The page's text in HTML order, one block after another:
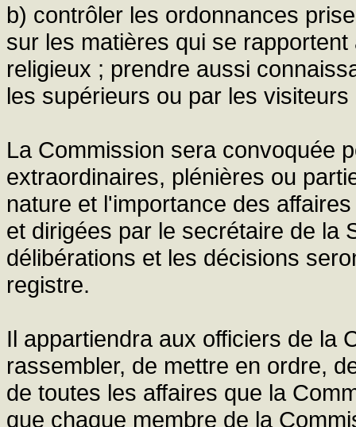
b) contrôler les ordonnances
sur les matières qui se
religieux ; prendre aussi
les supérieurs ou par les
La Commission sera convoquée
extraordinaires, plénières ou
nature et l'importance des
et dirigées par le secrétaire de la
délibérations et les décisions
registre.
Il appartiendra aux officiers de la
rassembler, de mettre en ordre,
de toutes les affaires que la
que chaque membre de la